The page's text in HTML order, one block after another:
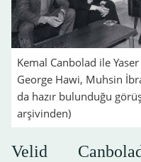
Kemal Canbolad ile
George Hawi, Muhsin
da hazır bulunduğu
arşivinden)
Velid